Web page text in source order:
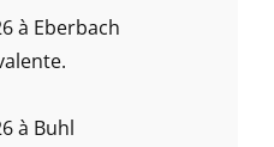
à Eberbach
à Buhl